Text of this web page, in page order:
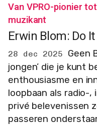
Van VPRO-pionier
muzikant
Erwin Blom: Do
28 dec 2025 Geen
jongen’ die je kunt
enthousiasme en
loopbaan als radio-
privé belevenissen
passeren